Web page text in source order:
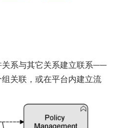
关系与其它关系建立联系——
关联，或在平台内建立流